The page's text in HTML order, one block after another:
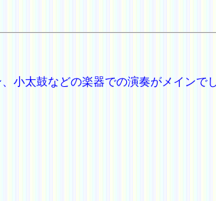
小太鼓などの楽器での演奏がメイン